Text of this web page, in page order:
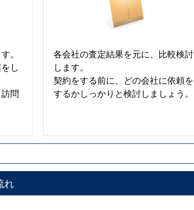
。
し
問
各会社の査定結果を元に、比較検討
します。
契約をする前に、どの会社に依頼を
するかしっかりと検討しましょう。
れ